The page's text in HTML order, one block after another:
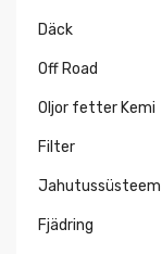
Däck
Off Road
Oljor fetter Kemi
Filter
Jahutussüsteem
Fjädring